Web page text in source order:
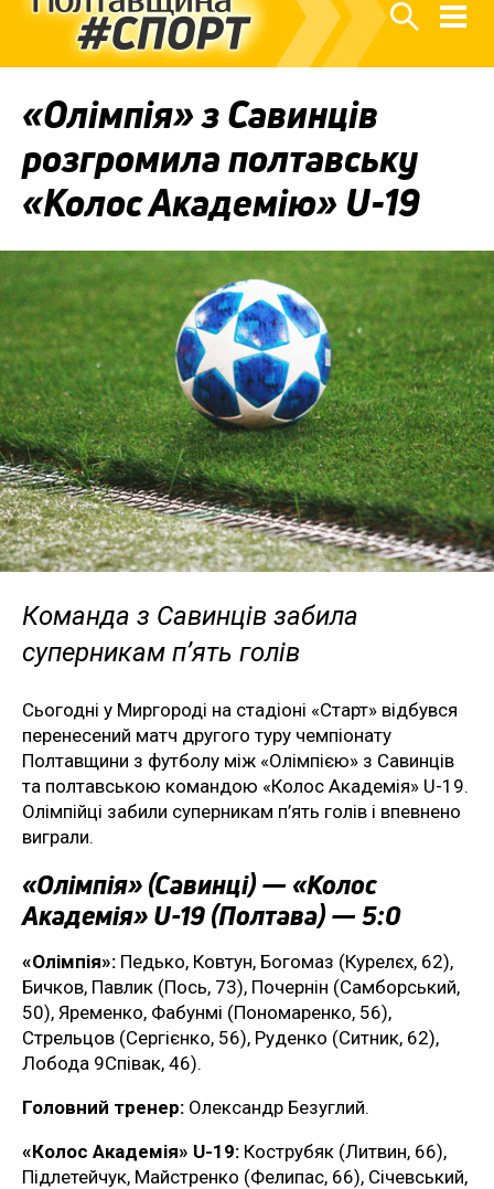
«Олімпія» з Савинців
розгромила полтавську
«Колос Академію» U-19
Команда з Савинців забила
суперникам п’ять голів
Сьогодні у Миргороді на стадіоні «Старт» відбувся
перенесений матч другого туру чемпіонату
Полтавщини з футболу між «Олімпією» з Савинців
та полтавською командою «Колос Академія» U-19.
Олімпійці забили суперникам п’ять голів і впевнено
виграли.
«Олімпія» (Савинці) — «Колос
Академія» U-19 (Полтава) — 5:0
«Олімпія»: Педько, Ковтун, Богомаз (Курелєх, 62),
Бичков, Павлик (Пось, 73), Почернін (Самборський,
50), Яременко, Фабунмі (Пономаренко, 56),
Стрельцов (Сергієнко, 56), Руденко (Ситник, 62),
Лобода 9Співак, 46).
Головний тренер: Олександр Безуглий.
«Колос Академія» U-19: Кострубяк (Литвин, 66),
Підлетейчук, Майстренко (Фелипас, 66), Січевський,